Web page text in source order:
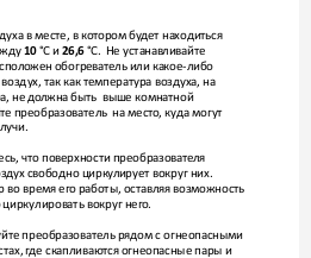
духа в месте, в котором будет находиться
10 °C и 26,6 °C.  Не устанавливайте
жен обогреватель или какое-либо
так как температура воздуха, на
не должна быть  выше комнатной
е преобразователь  на место, куда могут
что поверхности преобразователя
дух свободно циркулирует вокруг них.
во время его работы, оставляя возможность
вокруг него.
преобразователь рядом с огнеопасными
где скапливаются огнеопасные пары и